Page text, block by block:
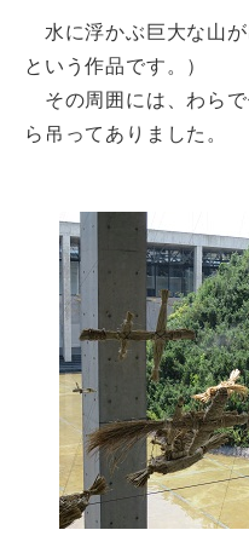
水に浮かぶ巨大な山が
という作品です。）
その周囲には、わら
ら吊ってありました。